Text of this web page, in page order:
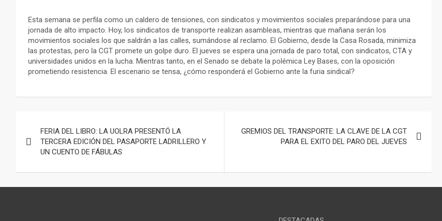
Esta semana se perfila como un caldero de tensiones, con sindicatos y movimientos sociales preparándose para una
jornada de alto impacto. Hoy, los sindicatos de transporte realizan asambleas, mientras que mañana serán los
movimientos sociales los que saldrán a las calles, sumándose al reclamo. El Gobierno, desde la Casa Rosada, minimiza
las protestas, pero la CGT promete un golpe duro. El jueves se espera una jornada de paro total, con sindicatos, CTA y
universidades unidos en la lucha. Mientras tanto, en el Senado se debate la polémica Ley Bases, con la oposición
prometiendo resistencia. El escenario se tensa, ¿cómo responderá el Gobierno ante la furia sindical?
de
FERIA DEL LIBRO: LA UOLRA PRESENTÓ LA
TERCERA EDICIÓN DEL PASAPORTE LADRILLERO Y
UN CUENTO DE FÁBULAS
GREMIOS DEL TRANSPORTE: LA CLAVE DE LA CGT
PARA EL EXITO DEL PARO DEL JUEVES